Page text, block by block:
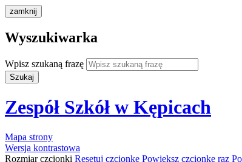
zamknij
Wyszukiwarka
Wpisz szukaną frazę
Szukaj
Zespół Szkół w Kępicach
Mapa strony
Wersja kontrastowa
Rozmiar czcionki Resetuj czcionkę Powiększ czcionkę raz